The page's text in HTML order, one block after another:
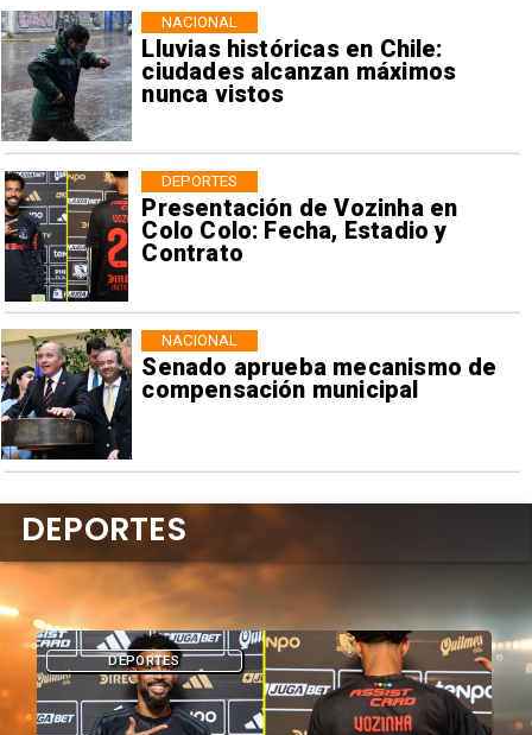
Lluvias históricas en Chile:
ciudades alcanzan máximos
nunca vistos
NACIONAL
Presentación de Vozinha en
Colo Colo: Fecha, Estadio y
Contrato
DEPORTES
Senado aprueba mecanismo de
compensación municipal
NACIONAL
DEPORTES
DEPORTES